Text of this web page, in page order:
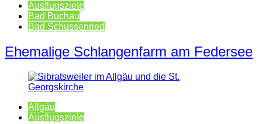
Ausflugsziele
Bad Buchau
Bad Schussenried
Ehemalige Schlangenfarm am Federsee
Allgäu
Ausflugsziele